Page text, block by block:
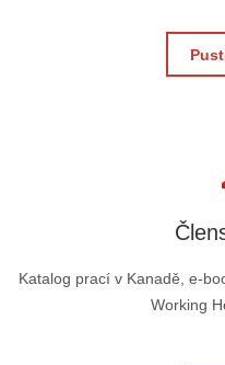
Katalog prací v Kanadě, e-
Working